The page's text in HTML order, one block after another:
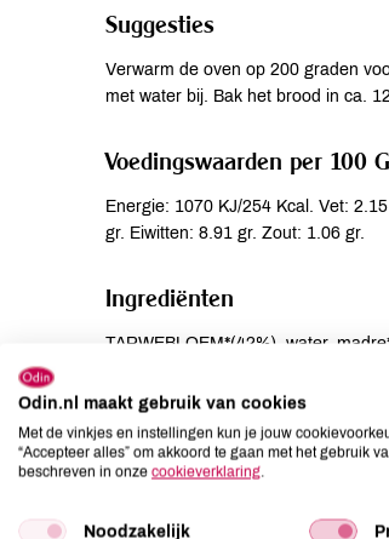
Suggesties
Verwarm de oven op 200 graden
met water bij. Bak het brood in ca.
Voedingswaarden per 100
Energie: 1070 KJ/254 Kcal. Vet:
gr. Eiwitten: 8.91 gr. Zout: 1.06 gr.
Ingrediënten
TARWEBLOEM*(42%), water,
(2,9%), TARWEVLOKKEN*(2,2%),
gist, ROGGEVLOKKEN*(0,55%),
GERSTEMOUTMEEL*(0,10%).
Allergenen
Aardnoten
niet
Odin.nl maakt gebruik van cookies
Met de vinkjes en instellingen kun je jouw
“Accepteer alles” om akkoord te gaan met het gebruik
beschreven in onze cookieverklaring.
Noodzakelijk